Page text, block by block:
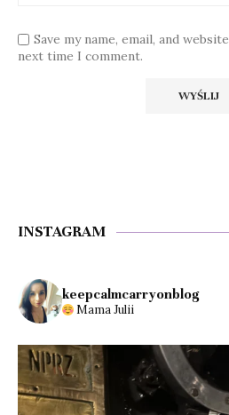
Save my name, email, and
next time I comment.
INSTAGRAM
keepcalmcarryonblog
Mama Julii